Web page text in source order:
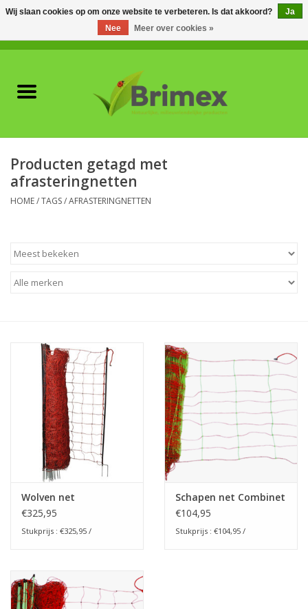
Plagen & Ziekten
Meststoffen en
Bodemverbeteraars
Bestuiving
Brimex kaarten
Drukspuiten
Onkruid & Reiniging
Nestkasten
Producten getagd met
afrasteringnetten
HOME/TAGS/AFRASTERINGNETTEN
Wolven net
€325,95
Stukprijs : €325,95 /
Schapen net Combinet
€104,95
Stukprijs : €104,95 /
Wij slaan cookies op om onze website te verbeteren. Is dat akkoord?
Ja
Nee
Meer over cookies »